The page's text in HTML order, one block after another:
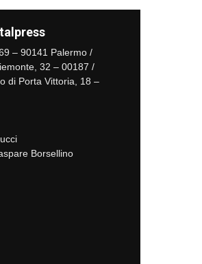
– 90141 Palermo /
32 – 00187 /
di Porta Vittoria, 18 –
Borsellino